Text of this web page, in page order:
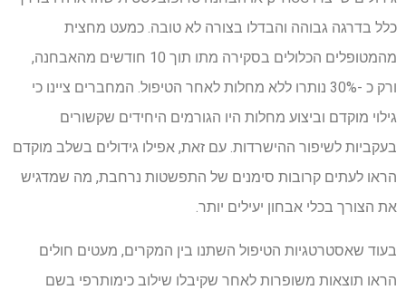
כלל בדרגה גבוהה והבדלו בצורה לא טובה. כמעט מחצית
מהמטופלים הכלולים בסקירה מתו תוך 10 חודשים מהאבחנה,
ורק כ -30% נותרו ללא מחלות לאחר הטיפול. המחברים ציינו כי
גילוי מוקדם וביצוע מחלות היו הגורמים היחידים שקשורים
בעקביות לשיפור ההישרדות. עם זאת, אפילו גידולים בשלב מוקדם
הראו לעתים קרובות סימנים של התפשטות נרחבת, מה שמדגיש
את הצורך בכלי אבחון יעילים יותר.
בעוד שאסטרטגיות הטיפול השתנו בין המקרים, מעטים חולים
הראו תוצאות משופרות לאחר שקיבלו שילוב כימותרפי בשם